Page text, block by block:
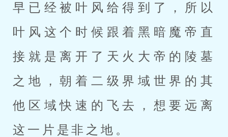
早已经被叶风给得到了，所以
叶风这个时候跟着黑暗魔帝直
接就是离开了天火大帝的陵墓
之地，朝着二级界域世界的其
他区域快速的飞去，想要远离
这一片是非之地。